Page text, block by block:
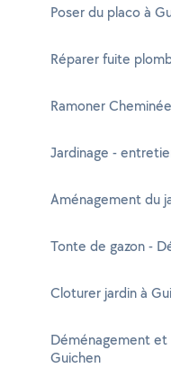
Poser du placo à
Réparer fuite
Ramoner
Jardinage -
Aménagement du
Tonte de gazon -
Cloturer jardin à
Déménagement
Guichen